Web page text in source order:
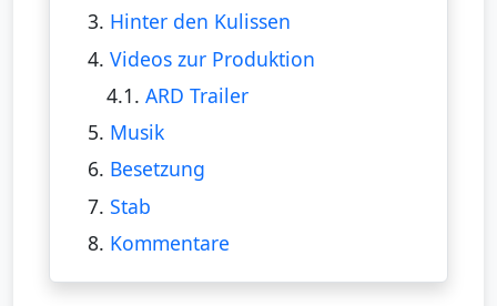
3. Hinter den Kulissen
4. Videos zur Produktion
4.1.ARD Trailer
5. Musik
6. Besetzung
7. Stab
8. Kommentare